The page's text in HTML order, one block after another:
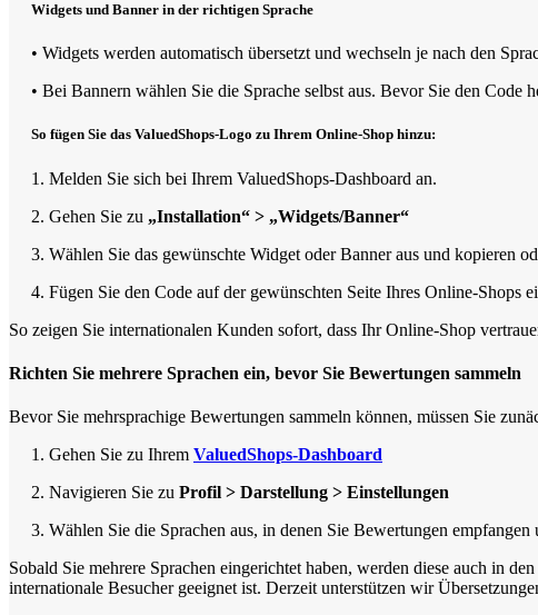
Widgets und Banner in der richtigen Sprache
• Widgets werden automatisch übersetzt und wechseln je nach den
• Bei Bannern wählen Sie die Sprache selbst aus. Bevor Sie den
So fügen Sie das ValuedShops-Logo zu Ihrem Online-Shop hinzu:
1. Melden Sie sich bei Ihrem ValuedShops-Dashboard an.
2. Gehen Sie zu „Installation“ > „Widgets/Banner“
3. Wählen Sie das gewünschte Widget oder Banner aus und kopieren
4. Fügen Sie den Code auf der gewünschten Seite Ihres Online-Shops
So zeigen Sie internationalen Kunden sofort, dass Ihr Online-Shop
Richten Sie mehrere Sprachen ein, bevor Sie Bewertungen sammeln
Bevor Sie mehrsprachige Bewertungen sammeln können, müssen Sie
1. Gehen Sie zu Ihrem ValuedShops-Dashboard
2. Navigieren Sie zu Profil > Darstellung > Einstellungen
3. Wählen Sie die Sprachen aus, in denen Sie Bewertungen empfangen
Sobald Sie mehrere Sprachen eingerichtet haben, werden diese auch in
internationale Besucher geeignet ist. Derzeit unterstützen wir